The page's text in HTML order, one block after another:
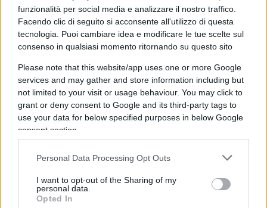
funzionalità per social media e analizzare il nostro traffico.
Facendo clic di seguito si acconsente all'utilizzo di questa
tecnologia. Puoi cambiare idea e modificare le tue scelte sul
consenso in qualsiasi momento ritornando su questo sito
Please note that this website/app uses one or more Google
services and may gather and store information including but
not limited to your visit or usage behaviour. You may click to
grant or deny consent to Google and its third-party tags to
use your data for below specified purposes in below Google
consent section.
Personal Data Processing Opt Outs
I want to opt-out of the Sharing of my
personal data.
Opted In
statunitense sostengano questa versione, ad oggi
le indagini del procuratore speciale Robert
Mueller non hanno portato a nulla. I rapporti delle
agenzie di intelligence non sono stati in grado di
dimostrare oltre ogni ragionevole dubbio che il
processo elettorale sia stato falsato.
L’uso dibotetroll
rilevante da inficiare il voto. Non si è mai
trovata alcuna prova del coinvolgimento diretto di
organi russi nelle elezioni americane del 2016.